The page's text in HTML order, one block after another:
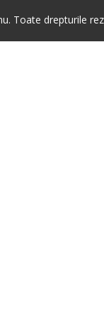
Toate drepturile